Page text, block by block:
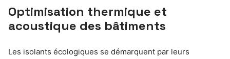
Optimisation thermique et
acoustique des bâtiments
Les isolants écologiques se démarquent par leurs